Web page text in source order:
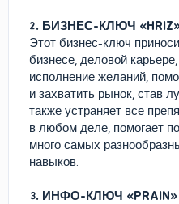
2. БИЗНЕС-КЛЮЧ
Этот бизнес-ключ
бизнесе, деловой
исполнение желаний,
и захватить рынок, став
также устраняет все
в любом деле, помогает
много самых
навыков.
3. ИНФО-КЛЮЧ «PRAIN»